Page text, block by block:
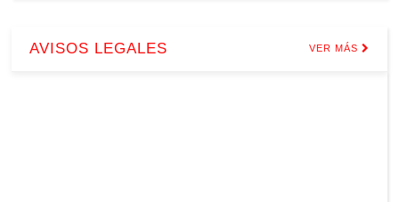
AVISOS LEGALES VER MÁS